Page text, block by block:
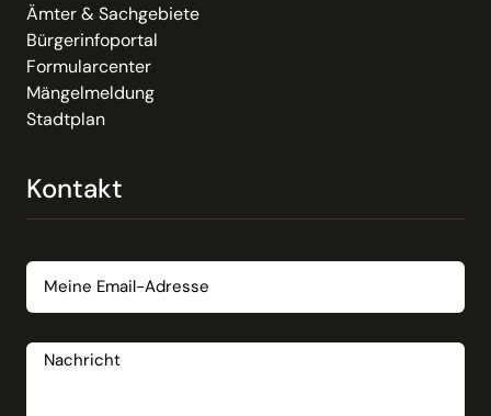
Ämter & Sachgebiete
Bürgerinfoportal
Formularcenter
Mängelmeldung
Stadtplan
Kontakt